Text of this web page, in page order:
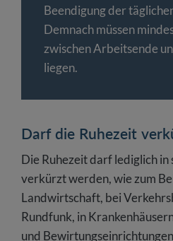
Beendigung der
Demnach müssen
zwischen Arbeitsende
liegen.
Darf die Ruhezeit
Die Ruhezeit darf lediglich in
verkürzt werden, wie zum
Landwirtschaft, bei
Rundfunk, in
und